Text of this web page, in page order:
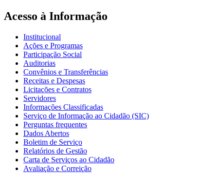
Acesso à Informação
Institucional
Ações e Programas
Participação Social
Auditorias
Convênios e Transferências
Receitas e Despesas
Licitações e Contratos
Servidores
Informações Classificadas
Serviço de Informação ao Cidadão (SIC)
Perguntas frequentes
Dados Abertos
Boletim de Serviço
Relatórios de Gestão
Carta de Serviços ao Cidadão
Avaliação e Correição